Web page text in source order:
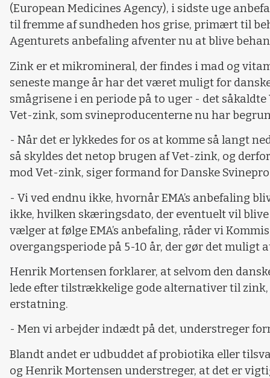
(European Medicines Agency), i sidste uge
til fremme af sundheden hos grise, primært til
Agenturets anbefaling afventer nu at blive
Zink er et mikromineral, der findes i mad og
seneste mange år har det været muligt for
smågrisene i en periode på to uger - det
Vet-zink, som svineproducenterne nu har
- Når det er lykkedes for os at komme så langt
så skyldes det netop brugen af Vet-zink, og
mod Vet-zink, siger formand for Danske
- Vi ved endnu ikke, hvornår EMA’s anbefaling
ikke, hvilken skæringsdato, der eventuelt vil
vælger at følge EMA’s anbefaling, råder vi
overgangsperiode på 5-10 år, der gør det
Henrik Mortensen forklarer, at selvom den
lede efter tilstrækkelige gode alternativer til
erstatning.
- Men vi arbejder indædt på det, understreger
Blandt andet er udbuddet af probiotika eller
og Henrik Mortensen understreger, at det er